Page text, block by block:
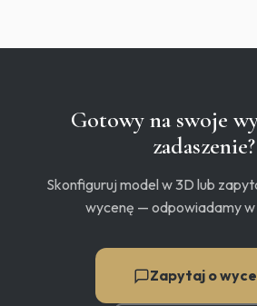
Gotowy na swoje
zadaszenie?
Skonfiguruj model w 3D lub
wycenę — odpowiadamy w
Zapytaj o